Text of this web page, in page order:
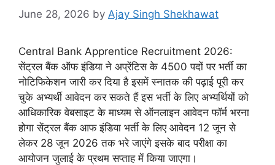
June 28, 2026 by Ajay Singh Shekhawat
Central Bank Apprentice Recruitment 2026:
सेंट्रल बैंक ऑफ इंडिया ने अप्रेंटिस के 4500 पदों पर भर्ती का
नोटिफिकेशन जारी कर दिया है इसमें स्नातक की पढ़ाई पूरी कर
चुके अभ्यर्थी आवेदन कर सकते हैं इस भर्ती के लिए अभ्यर्थियों को
आधिकारिक वेबसाइट के माध्यम से ऑनलाइन आवेदन फॉर्म भरना
होगा सेंट्रल बैंक आफ इंडिया भर्ती के लिए आवेदन 12 जून से
लेकर 28 जून 2026 तक भरे जाएंगे इसके बाद परीक्षा का
आयोजन जुलाई के प्रथम सप्ताह में किया जाएगा।